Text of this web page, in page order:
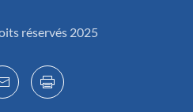
réservés 2025